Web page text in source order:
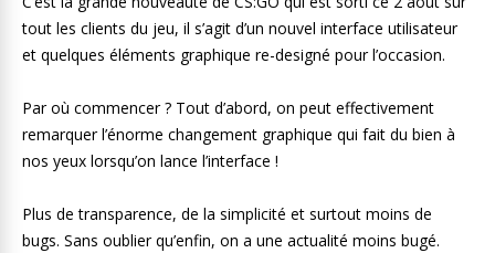
tout les clients du jeu, il s’agit d’un nouvel interface utilisateur
et quelques éléments graphique re-designé pour l’occasion.
Par où commencer ? Tout d’abord, on peut effectivement
remarquer l’énorme changement graphique qui fait du bien à
nos yeux lorsqu’on lance l’interface !
Plus de transparence, de la simplicité et surtout moins de
bugs. Sans oublier qu’enfin, on a une actualité moins bugé.